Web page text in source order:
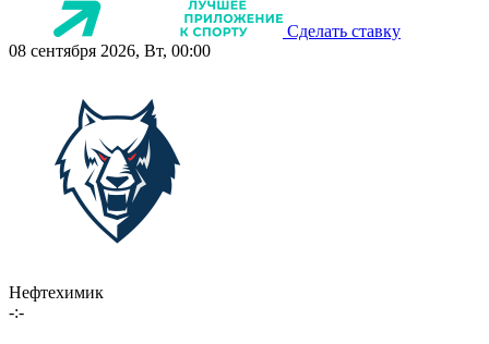
Сделать ставку
08 сентября 2026, Вт, 00:00
Нефтехимик
-:-